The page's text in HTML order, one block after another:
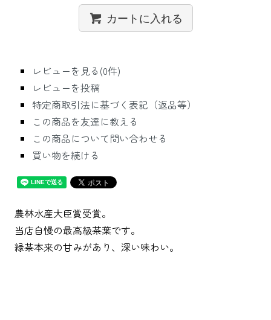
カートに入れる
レビューを見る(0件)
レビューを投稿
特定商取引法に基づく表記（返品等）
この商品を友達に教える
この商品について問い合わせる
買い物を続ける
農林水産大臣賞受賞。
当店自慢の最高級茶葉です。
緑茶本来の甘みがあり、深い味わい。